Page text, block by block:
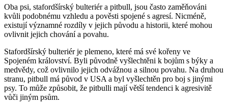
Oba psi, stafordšírský bulteriér a pitbull, jsou často zaměňováni
kvůli podobnému vzhledu a pověsti spojené s agresí. Nicméně,
existují významné rozdíly v jejich původu a historii, které mohou
ovlivnit jejich chování a povahu.
Stafordšírský bulteriér je plemeno, které má své kořeny ve
Spojeném království. Byli původně vyšlechtěni k bojům s býky a
medvědy, což ovlivnilo jejich odvážnou a silnou povahu. Na druhou
stranu, pitbull má původ v USA a byl vyšlechtěn pro boj s jinými
psy. To může způsobit, že pitbulli mají větší tendenci k agresivitě
vůči jiným psům.